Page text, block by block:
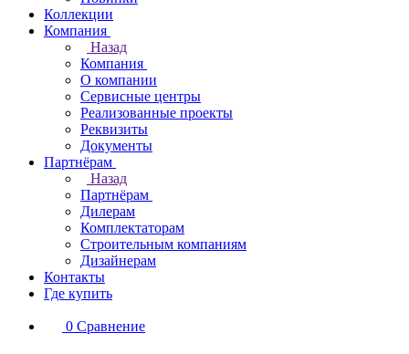
Коллекции
Компания
Назад
Компания
О компании
Сервисные центры
Реализованные проекты
Реквизиты
Документы
Партнёрам
Назад
Партнёрам
Дилерам
Комплектаторам
Строительным компаниям
Дизайнерам
Контакты
Где купить
0 Сравнение